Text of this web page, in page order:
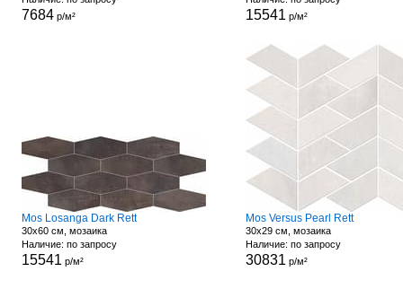
7684р/м² 15541 р/м²
Mos Losanga Dark Rett
30x60 см, мозаика
Наличие: по запросу
15541 р/м²
Mos Versus Pearl Rett
30x29 см, мозаика
Наличие: по запросу
30831 р/м²